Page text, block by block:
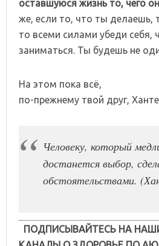
оставшуюся жизнь то, чего
же, если то, что ты делаешь,
то всеми силами убеди
заниматься. Ты будешь не
На этом пока всё,
по-прежнему твой друг,
Человеку, который
достанется выбор,
обстоятельствами.
ПОДПИСЫВАЙТЕСЬ НА